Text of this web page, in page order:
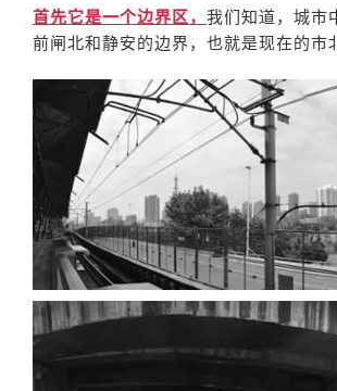
首先它是一个边界区， 我们知道，城市
前闸北和静安的边界，也就是现在的市